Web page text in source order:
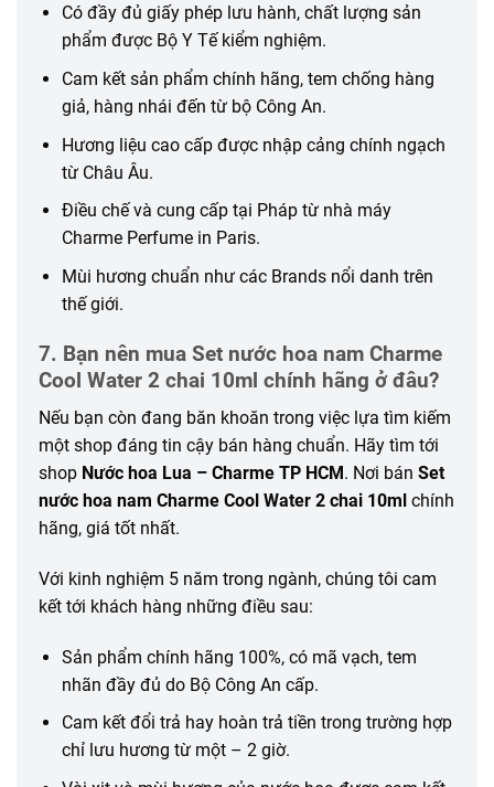
Có đầy đủ giấy phép lưu hành, chất lượng sản
phẩm được Bộ Y Tế kiểm nghiệm.
Cam kết sản phẩm chính hãng, tem chống hàng
giả, hàng nhái đến từ bộ Công An.
Hương liệu cao cấp được nhập cảng chính ngạch
từ Châu Âu.
Điều chế và cung cấp tại Pháp từ nhà máy
Charme Perfume in Paris.
Mùi hương chuẩn như các Brands nổi danh trên
thế giới.
7. Bạn nên mua Set nước hoa nam Charme
Cool Water 2 chai 10ml chính hãng ở đâu?
Nếu bạn còn đang băn khoăn trong việc lựa tìm kiếm
một shop đáng tin cậy bán hàng chuẩn. Hãy tìm tới
shop Nước hoa Lua – Charme TP HCM. Nơi bán Set
nước hoa nam Charme Cool Water 2 chai 10ml chính
hãng, giá tốt nhất.
Với kinh nghiệm 5 năm trong ngành, chúng tôi cam
kết tới khách hàng những điều sau:
Sản phẩm chính hãng 100%, có mã vạch, tem
nhãn đầy đủ do Bộ Công An cấp.
Cam kết đổi trả hay hoàn trả tiền trong trường hợp
chỉ lưu hương từ một – 2 giờ.